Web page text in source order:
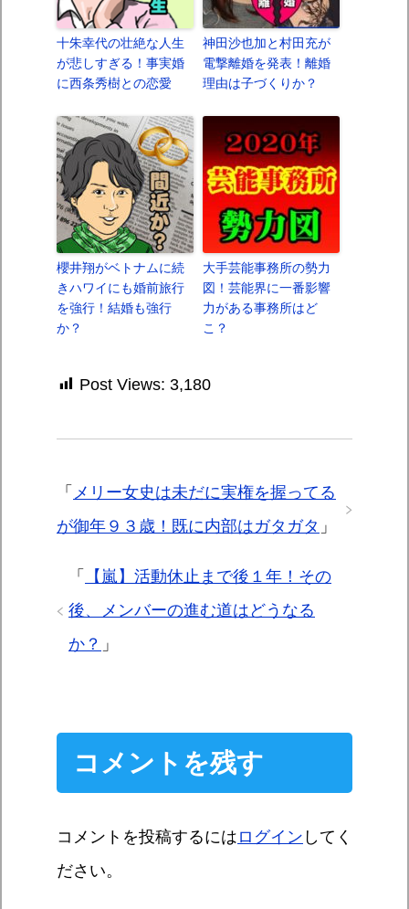
十朱幸代の壮絶な人生
が悲しすぎる！事実婚
に西条秀樹との恋愛
神田沙也加と村田充が
電撃離婚を発表！離婚
理由は子づくりか？
櫻井翔がベトナムに続
きハワイにも婚前旅行
を強行！結婚も強行
か？
大手芸能事務所の勢力
図！芸能界に一番影響
力がある事務所はど
こ？
Post Views: 3,180
「 メリー女史は未だに実権を握ってる
が御年９３歳！既に内部はガタガタ 」
「
【嵐】活動休止まで後１年！その
後、メンバーの進む道はどうなる
か？ 」
コメントを残す
コメントを投稿するには ログイン してく
ださい。